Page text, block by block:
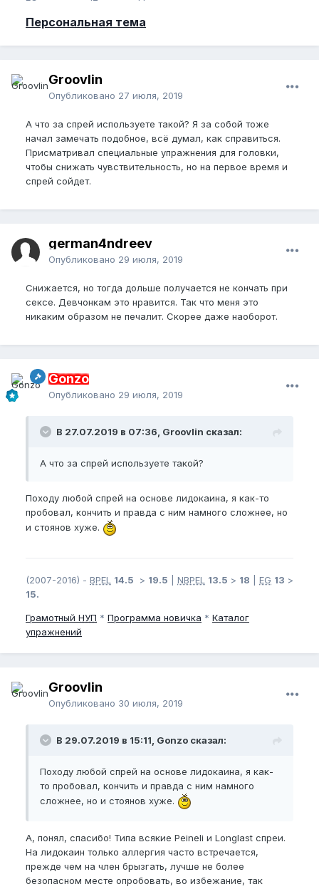
Персональная тема
Groovlin
Опубликовано 27 июля, 2019
А что за спрей используете такой? Я за собой тоже
начал замечать подобное, всё думал, как справиться.
Присматривал специальные упражнения для головки,
чтобы снижать чувствительность, но на первое время и
спрей сойдет.
german4ndreev
Опубликовано 29 июля, 2019
Снижается, но тогда дольше получается не кончать при
сексе. Девчонкам это нравится. Так что меня это
никаким образом не печалит. Скорее даже наоборот.
Gonzo
Опубликовано 29 июля, 2019
В 27.07.2019 в 07:36, Groovlin сказал:
А что за спрей используете такой?
Походу любой спрей на основе лидокаина, я как-то
пробовал, кончить и правда с ним намного сложнее, но
и стоянов хуже.
(2007-2016) - BPEL 14.5 > 19.5 NBPEL 13.5 > 18 EG 13 >
15.
Грамотный НУП * Программа новичка * Каталог
упражнений
Groovlin
Опубликовано 30 июля, 2019
В 29.07.2019 в 15:11, Gonzo сказал:
Походу любой спрей на основе лидокаина, я как-
то пробовал, кончить и правда с ним намного
сложнее, но и стоянов хуже.
А, понял, спасибо! Типа всякие Peineli и Longlast спреи.
На лидокаин только аллергия часто встречается,
прежде чем на член брызгать, лучше не более
безопасном месте опробовать, во избежание, так